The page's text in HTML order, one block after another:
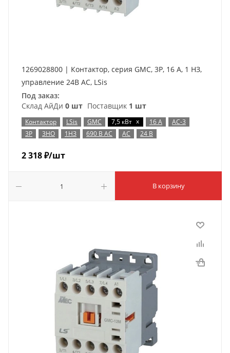
1269028800 | Контактор, серия GMC, 3P, 16 А, 1 НЗ,
управление 24В AC, LSis
Под заказ:
Склад АйДи 0 шт Поставщик 1 шт
Контактор LSis GMC 7,5 кВт x 16 А
AC-3
3P
3НО 1НЗ 690 В AC AC 24 В
2 318₽/шт
В корзину